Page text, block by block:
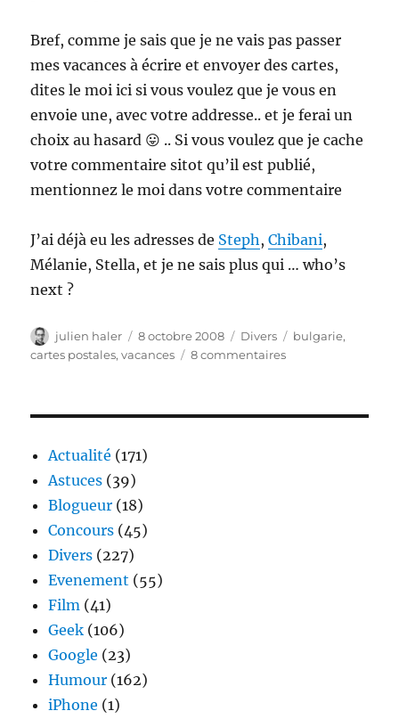
Bref, comme je sais que je ne vais pas passer
mes vacances à écrire et envoyer des cartes,
dites le moi ici si vous voulez que je vous en
envoie une, avec votre addresse.. et je ferai un
choix au hasard 😛 .. Si vous voulez que je cache
votre commentaire sitot qu’il est publié,
mentionnez le moi dans votre commentaire
J’ai déjà eu les adresses de Steph ,Chibani,
Mélanie, Stella, et je ne sais plus qui … who’s
next ?
Auteur
julien haler
Publié
le
8 octobre 2008 Catégories
Divers Étiquettes
bulgarie,
cartes postales,vacances 8 commentairessur
Actualité (171)
Astuces (39)
Blogueur (18)
Concours (45)
Divers (227)
Evenement (55)
Film (41)
Geek (106)
Google (23)
Humour (162)
iPhone (1)